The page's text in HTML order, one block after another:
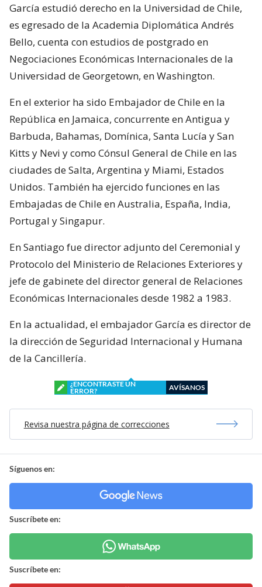
García estudió derecho en la Universidad de Chile,
es egresado de la Academia Diplomática Andrés
Bello, cuenta con estudios de postgrado en
Negociaciones Económicas Internacionales de la
Universidad de Georgetown, en Washington.
En el exterior ha sido Embajador de Chile en la
República en Jamaica, concurrente en Antigua y
Barbuda, Bahamas, Domínica, Santa Lucía y San
Kitts y Nevi y como Cónsul General de Chile en las
ciudades de Salta, Argentina y Miami, Estados
Unidos. También ha ejercido funciones en las
Embajadas de Chile en Australia, España, India,
Portugal y Singapur.
En Santiago fue director adjunto del Ceremonial y
Protocolo del Ministerio de Relaciones Exteriores y
jefe de gabinete del director general de Relaciones
Económicas Internacionales desde 1982 a 1983.
En la actualidad, el embajador García es director de
la dirección de Seguridad Internacional y Humana
de la Cancillería.
¿ENCONTRASTE UN
ERROR?
AVÍSANOS
Revisa nuestra página de correcciones
Síguenos en:
Suscríbete en:
Suscríbete en: